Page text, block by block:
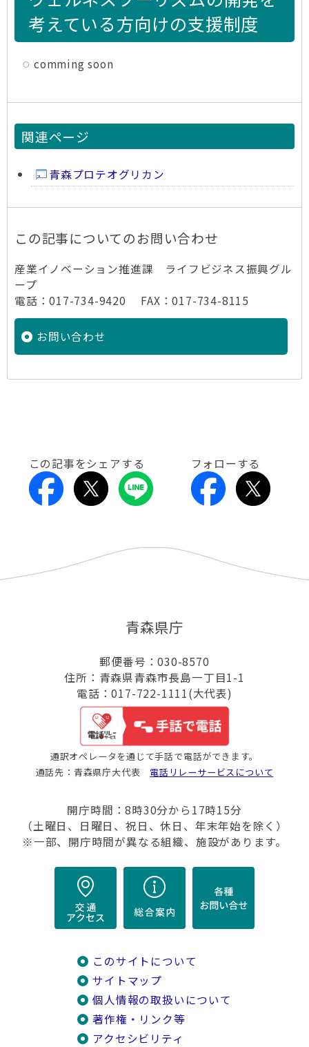
考えている方向けの支援制度
comming soon
関連ページ
青森プロテオグリカン
この記事についてのお問い合わせ
産業イノベーション推進課 ライフビジネス振興グル
ープ
電話：017-734-9420 FAX：017-734-8115
お問い合わせ
この記事をシェアする フォローする
青森県庁
郵便番号：030-8570
住所：青森県青森市長島一丁目1-1
電話：017-722-1111(大代表)
通訳オペレータを通じて手話で電話ができます。
通話先：青森県庁大代表 電話リレーサービスについて
開庁時間：8時30分から17時15分
（土曜日、日曜日、祝日、休日、年末年始を除く）
※一部、開庁時間が異なる組織、施設があります。
このサイトについて
サイトマップ
個人情報の取扱いについて
著作権・リンク等
アクセシビリティ